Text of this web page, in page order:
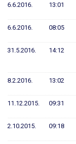
6.6.2016. 13:01
6.6.2016. 08:05
31.5.2016. 14:12
8.2.2016. 13:02
11.12.2015. 09:31
2.10.2015. 09:18